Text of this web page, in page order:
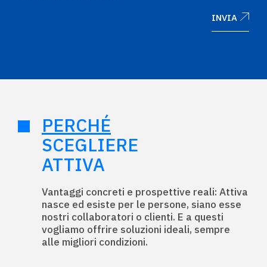
INVIA
PERCHÉ
SCEGLIERE
ATTIVA
Vantaggi concreti e prospettive reali: Attiva
nasce ed esiste per le persone, siano esse
nostri collaboratori o clienti. E a questi
vogliamo offrire soluzioni ideali, sempre
alle migliori condizioni.